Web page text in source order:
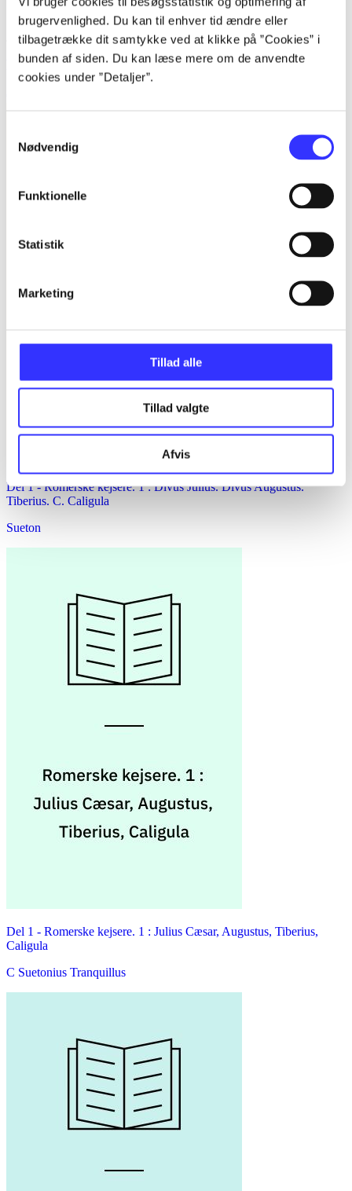
brugervenlighed. Du kan til enhver tid ændre eller
tilbagetrække dit samtykke ved at klikke på ”Cookies” i
bunden af siden. Du kan læse mere om de anvendte
cookies under ”Detaljer”.
Nødvendig
Funktionelle
Statistik
Marketing
Tillad alle
Tillad valgte
Afvis
Romerske kejsere
Del 1 -Romerske kejsere. 1 : Divus Julius. Divus Augustus.
Tiberius. C. Caligula
Sueton
Del 1 - Romerske kejsere. 1 : Julius Cæsar, Augustus, Tiberius,
Caligula
C Suetonius Tranquillus